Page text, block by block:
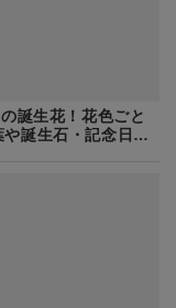
誕生花！花色ごと
や誕生石・記念日も